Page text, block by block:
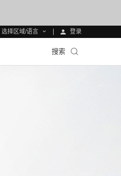
选择区域/语言 登录
搜索